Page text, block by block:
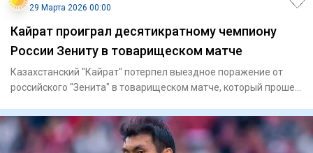
29 Марта 2026 00:00
Кайрат проиграл десятикратному чемпиону
России Зениту в товарищеском матче
Казахстанский "Кайрат" потерпел выездное поражение от
российского "Зенита" в товарищеском матче, который прошел